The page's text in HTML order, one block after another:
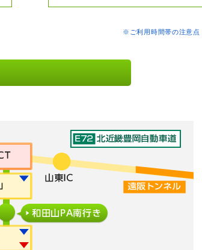
※ご利用時間帯の注意